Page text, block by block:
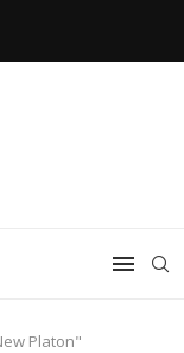
Platon"